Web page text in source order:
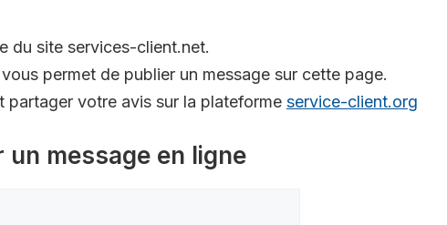
du site services-client.net.
permet de publier un message sur cette page.
partager votre avis sur la plateforme service-client.org
un message en ligne